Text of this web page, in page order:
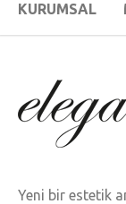
KURUMSAL
Yeni bir estetik